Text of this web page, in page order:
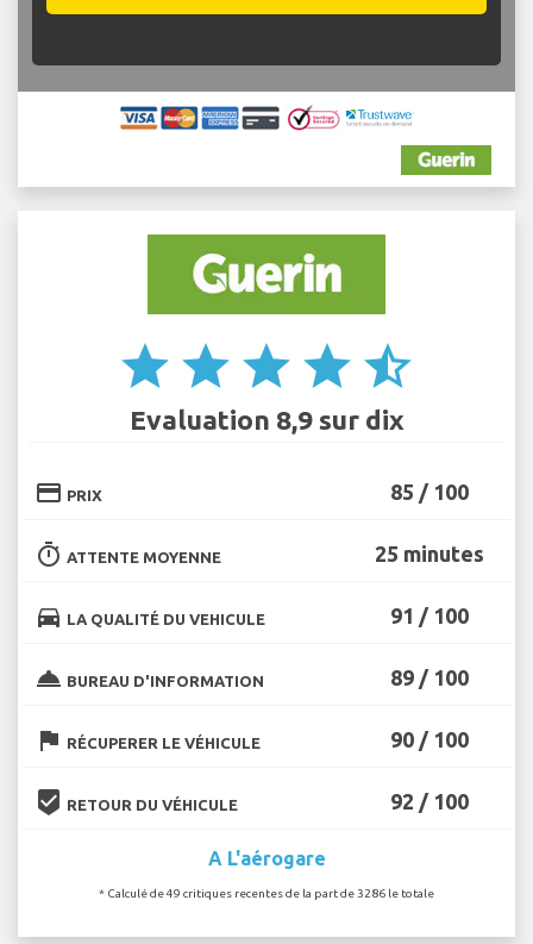
star star star star star_half
Evaluation 8,9 sur dix
credit_card PRIX 85 / 100
timer ATTENTE MOYENNE 25 minutes
directions_car LA QUALITÉ DU VEHICULE 91 / 100
room_service BUREAU D'INFORMATION 89 / 100
flag RÉCUPERER LE VÉHICULE 90 / 100
beenhere RETOUR DU VÉHICULE 92 / 100
A L'aérogare
* Calculé de 49 critiques recentes de la part de 3286 le totale